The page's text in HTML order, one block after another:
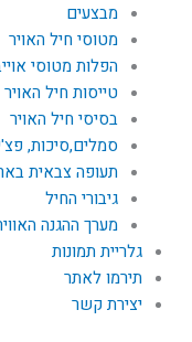
מבצעים
מטוסי חיל האויר
הפלות מטוסי
טייסות חיל האויר
בסיסי חיל האויר
סמלים,סיכות,
תעופה צבאית
גיבורי החיל
מערך ההגנה
גלריית תמונות
תירמו לאתר
יצירת קשר